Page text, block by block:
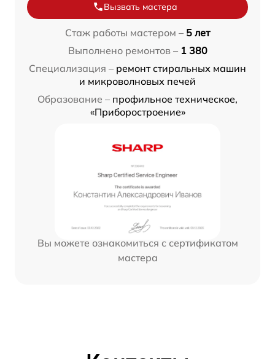
Вызвать мастера
Стаж работы мастером – 5 лет
Выполнено ремонтов – 1 380
Специализация – ремонт стиральных машин
и микроволновых печей
Образование – профильное техническое,
«Приборостроение»
Вы можете ознакомиться с сертификатом
мастера